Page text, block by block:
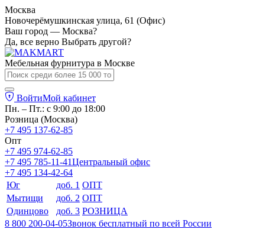
Москва
Новочерёмушкинская улица, 61 (Офис)
Ваш город — Москва?
Да, все верно Выбрать другой?
Мебельная фурнитура в Москве
ВойтиМой кабинет
Пн. – Пт.: с 9:00 до 18:00
Розница (Москва)
+7 495 137-62-85
Опт
+7 495 974-62-85
+7 495 785-11-41Центральный офис
+7 495 134-42-64
Юг
доб. 1 ОПТ
Мытищи
доб. 2 ОПТ
Одинцово
доб. 3 РОЗНИЦА
8 800 200-04-05Звонок бесплатный по всей России